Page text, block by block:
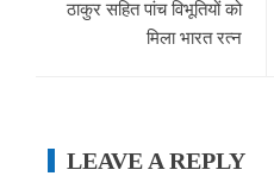
ठाकुर सहित पांच विभूतियों को
मिला भारत रत्न
LEAVE A REPLY